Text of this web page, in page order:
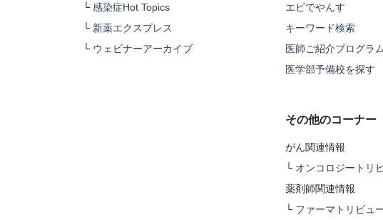
└ 感染症Hot Topics
└ 新薬エクスプレス
└ ウェビナーアーカイブ
エビでやんす
キーワード検索
医師ご紹介プログラム
医学部予備校を探す
その他のコーナー
がん関連情報
└ オンコロジートリ
薬剤師関連情報
└ ファーマトリビュ